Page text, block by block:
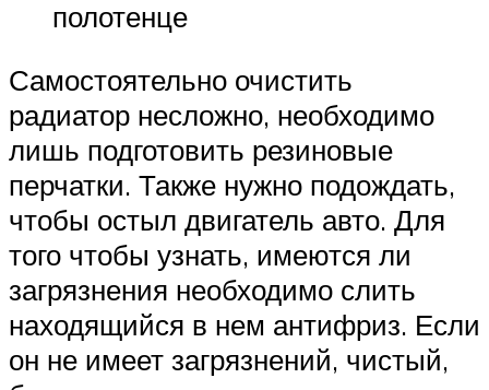
полотенце
Самостоятельно очистить
радиатор несложно, необходимо
лишь подготовить резиновые
перчатки. Также нужно подождать,
чтобы остыл двигатель авто. Для
того чтобы узнать, имеются ли
загрязнения необходимо слить
находящийся в нем антифриз. Если
он не имеет загрязнений, чистый,